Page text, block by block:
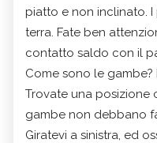
piatto e non inclinato.
terra. Fate ben
contatto saldo con il
Come sono le
Trovate una posizione
gambe non debbano
Giratevi a sinistra, ed